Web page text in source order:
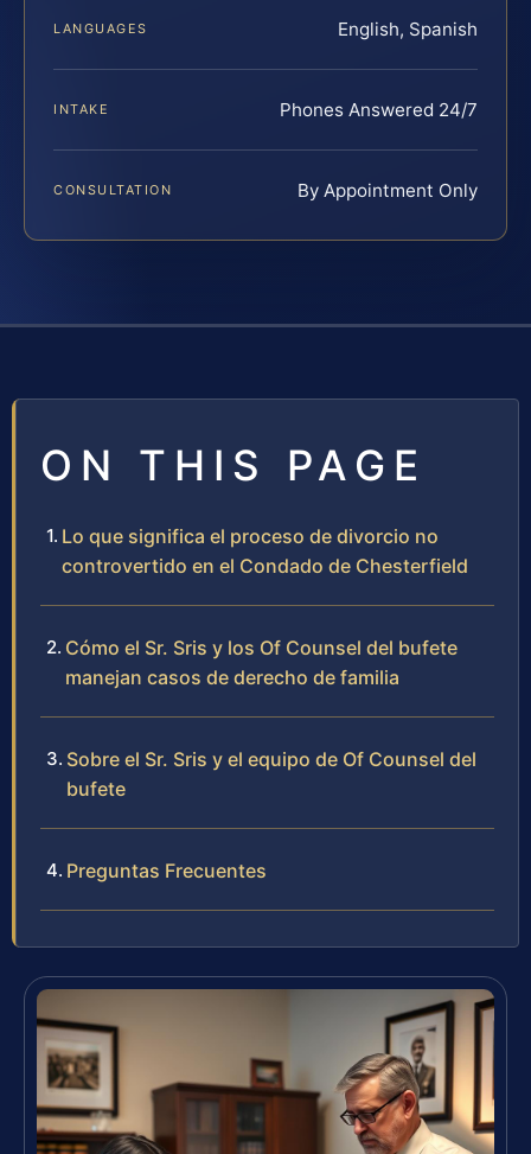
LANGUAGES English, Spanish
INTAKE Phones Answered 24/7
CONSULTATION By Appointment Only
ON THIS PAGE
Lo que significa el proceso de divorcio no
controvertido en el Condado de Chesterfield
Cómo el Sr. Sris y los Of Counsel del bufete
manejan casos de derecho de familia
Sobre el Sr. Sris y el equipo de Of Counsel del
bufete
Preguntas Frecuentes